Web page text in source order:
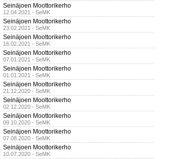
Seinäjoen Moottorikerho
12.04.2021 - SeMK
Seinäjoen Moottorikerho
23.02.2021 - SeMK
Seinäjoen Moottorikerho
16.02.2021 - SeMK
Seinäjoen Moottorikerho
07.01.2021 - SeMK
Seinäjoen Moottorikerho
01.01.2021 - SeMK
Seinäjoen Moottorikerho
21.12.2020 - SeMK
Seinäjoen Moottorikerho
02.12.2020 - SeMK
Seinäjoen Moottorikerho
09.10.2020 - SeMK
Seinäjoen Moottorikerho
07.08.2020 - SeMK
Seinäjoen Moottorikerho
10.07.2020 - SeMK